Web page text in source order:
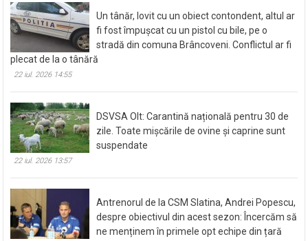
Un tânăr, lovit cu un obiect contondent, altul ar
fi fost împușcat cu un pistol cu bile, pe o
stradă din comuna Brâncoveni. Conflictul ar fi
plecat de la o tânără
22 iul. 2026 14:55
DSVSA Olt: Carantină națională pentru 30 de
zile. Toate mișcările de ovine și caprine sunt
suspendate
22 iul. 2026 13:57
Antrenorul de la CSM Slatina, Andrei Popescu,
despre obiectivul din acest sezon: Încercăm să
ne menținem în primele opt echipe din țară